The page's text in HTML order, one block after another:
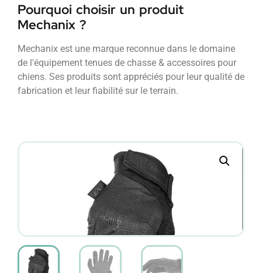
Pourquoi choisir un produit
Mechanix ?
Mechanix est une marque reconnue dans le domaine
de l'équipement tenues de chasse & accessoires pour
chiens. Ses produits sont appréciés pour leur qualité de
fabrication et leur fiabilité sur le terrain.